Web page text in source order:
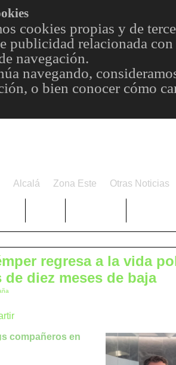
cookies propias y de
publicidad relacionada
navegación.
navegando,
o bien conocer cómo
Alcalá Zona Este Otras Noticias
regresa a la vida
de diez meses de baja
compañeros en